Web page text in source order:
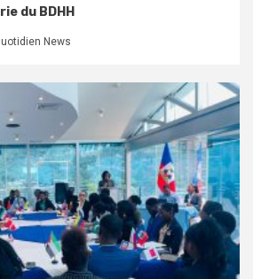
du BDHH
News